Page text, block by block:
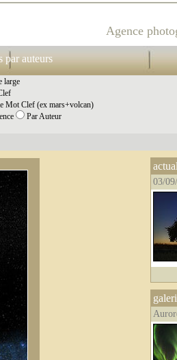
Agence
par auteurs
large
Mot Clef (ex mars+volcan)
Par Auteur
03/